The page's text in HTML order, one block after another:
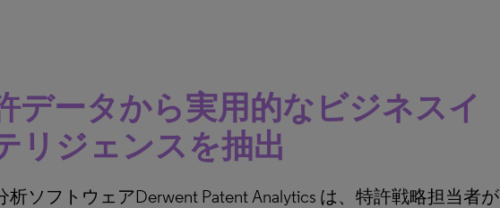
データから実用的なビジネスイ
リジェンスを抽出
析ソフトウェアDerwent Patent Analytics は、特許戦略担当者が